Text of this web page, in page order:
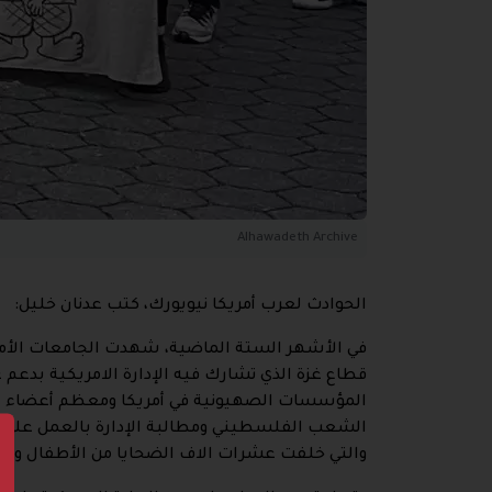
Alhawadeth Archive
الحوادث لعرب أمريكا نيويورك، كتب عدنان خليل:
في الأشهر الستة الماضية، شهدت الجامعات
قطاع غزة الذي تشارك فيه الإدارة الامريكية
المؤسسات الصهيونية في أمريكا ومعظم أعضاء
الشعب الفلسطيني ومطالبة الإدارة بالعمل على
والتي خلفت عشرات الاف الضحايا من الأطفال